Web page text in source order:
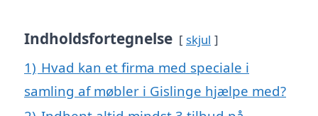
Indholdsfortegnelse skjul
1) Hvad kan et firma med speciale i
samling af møbler i Gislinge hjælpe med?